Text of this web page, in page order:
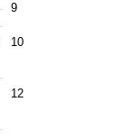
9
10
12